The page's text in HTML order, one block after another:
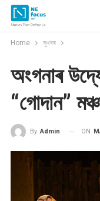
Home সুখবৰ
অংগনাৰ
“গোদান”
By Admin ON